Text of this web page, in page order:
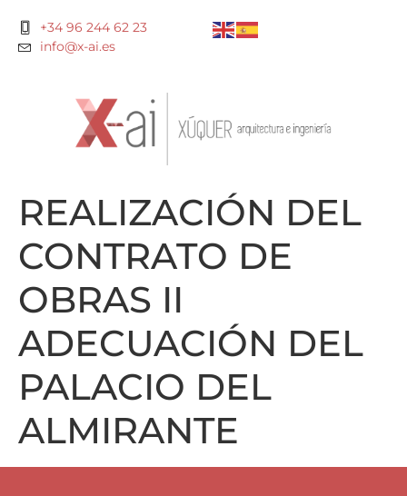
+34 96 244 62 23
info@x-ai.es
REALIZACIÓN DEL
CONTRATO DE
OBRAS II
ADECUACIÓN DEL
PALACIO DEL
ALMIRANTE